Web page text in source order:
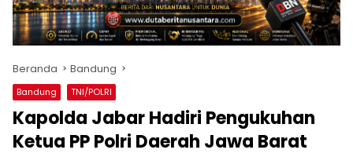
Beranda Bandung
Bandung TNI/POLRI
Kapolda Jabar Hadiri Pengukuhan
Ketua PP Polri Daerah Jawa Barat